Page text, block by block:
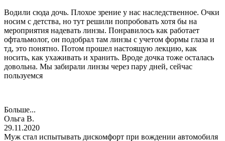
Водили сюда дочь. Плохое зрение у нас наследственное. Очки
носим с детства, но тут решили попробовать хотя бы на
мероприятия надевать линзы. Понравилось как работает
офтальмолог, он подобрал там линзы с учетом формы глаза и
тд, это понятно. Потом прошел настоящую лекцию, как
носить, как ухаживать и хранить. Вроде дочка тоже осталась
довольна. Мы забирали линзы через пару дней, сейчас
пользуемся
Больше...
Ольга В.
29.11.2020
Муж стал испытывать дискомфорт при вождении автомобиля